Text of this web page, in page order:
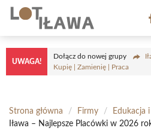
Przejdź
treści
UWAGA!
Dołącz do nowej grupy
Kupię | Zamienię | Praca
Strona główna / Firmy / Edukacja
Iława – Najlepsze Placówki w 2026